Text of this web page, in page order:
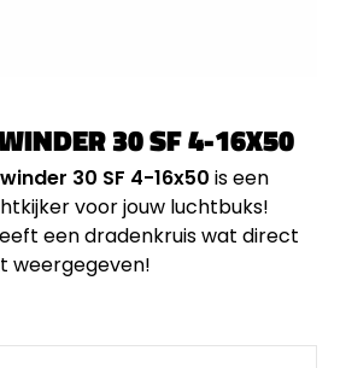
30 SF 4-16X50
30 SF 4-16x50 is een
voor jouw luchtbuks!
een dradenkruis wat direct
weergegeven!